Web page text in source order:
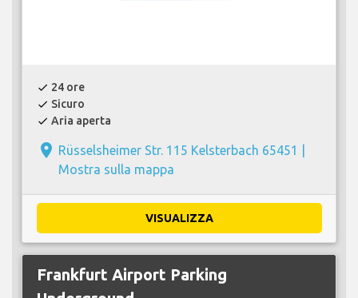
check 24 ore
check Sicuro
check Aria aperta
place Rüsselsheimer Str. 115 Kelsterbach 65451 |
Mostra sulla mappa
VISUALIZZA
Frankfurt Airport Parking